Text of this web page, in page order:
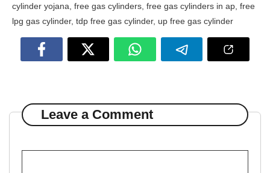
cylinder yojana, free gas cylinders, free gas cylinders in ap, free
lpg gas cylinder, tdp free gas cylinder, up free gas cylinder
Leave a Comment